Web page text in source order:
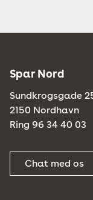
Spar Nord
Sundkrogsgade
2150 Nordhavn
Ring 96 34 40 03
Chat med os